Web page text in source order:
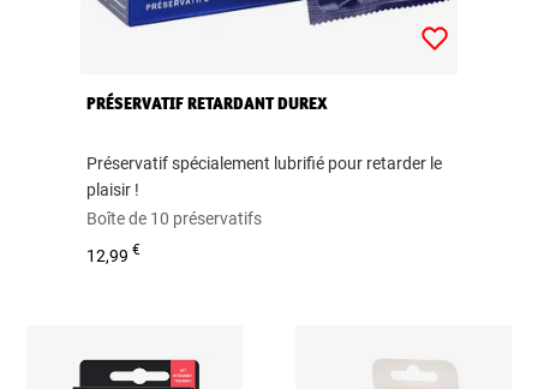
PRÉSERVATIF RETARDANT DUREX
Préservatif spécialement lubrifié pour retarder le
plaisir !
Boîte de 10 préservatifs
12,99€